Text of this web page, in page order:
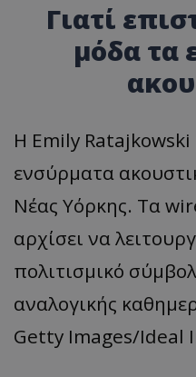
Γιατί
μόδα τα
Η Emily Ratajkowski
ενσύρματα
Νέας Υόρκης. Τα
αρχίσει να
πολιτισμικό
αναλογικής
Getty Images/Ideal